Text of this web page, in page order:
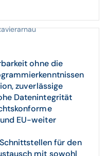
ohne die
zuverlässige
Datenintegrität
EU-weiter
für den